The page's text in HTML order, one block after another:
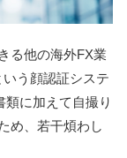
る他の海外FX業
う顔認証システ
に加えて自撮り
め、若干煩わし